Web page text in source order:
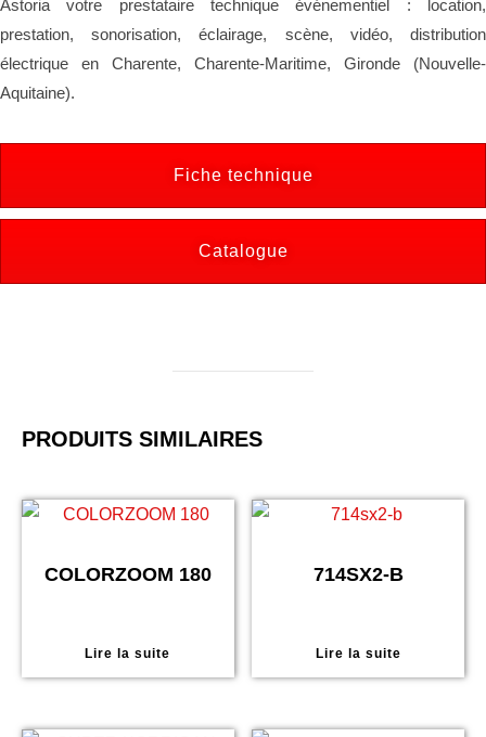
Fiche technique
Catalogue
Astoria votre prestataire technique événementiel : location,
prestation, sonorisation, éclairage, scène, vidéo, distribution
électrique en Charente, Charente-Maritime, Gironde (Nouvelle-
Aquitaine).
PRODUITS SIMILAIRES
COLORZOOM 180
Lire la suite
714SX2-B
Lire la suite